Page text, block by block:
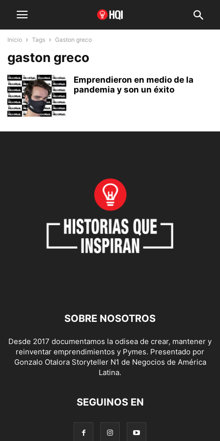
Inicio Tags Gaston greco
gaston greco
Emprendieron en medio de la
pandemia y son un éxito
SOBRE NOSOTROS
Desde 2017 documentamos la odisea de crear, mantener y
reinventar emprendimientos y Pymes. Presentado por
Gonzalo Otalora Storyteller N1 de Negocios de América
Latina.
SEGUINOS EN